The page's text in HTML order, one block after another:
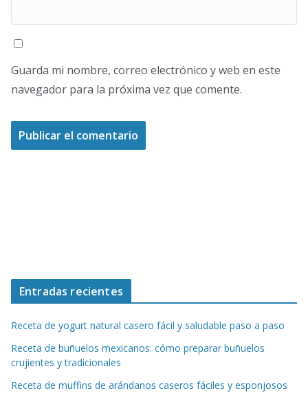
Guarda mi nombre, correo electrónico y web en este
navegador para la próxima vez que comente.
Entradas recientes
Receta de yogurt natural casero fácil y saludable paso a paso
Receta de buñuelos mexicanos: cómo preparar buñuelos
crujientes y tradicionales
Receta de muffins de arándanos caseros fáciles y esponjosos